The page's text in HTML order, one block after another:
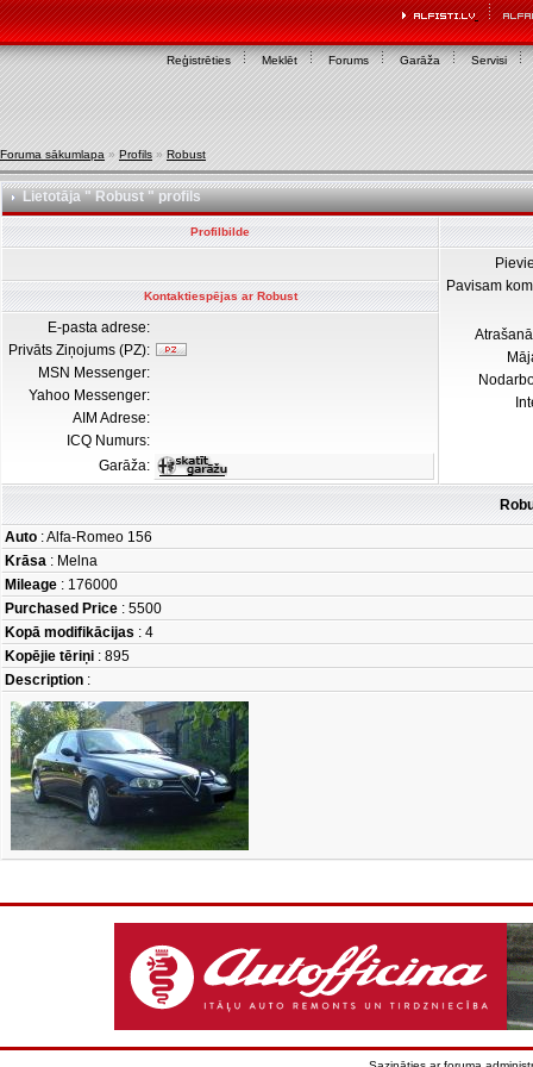
Reģistrēties Meklēt Forums Garāža Servisi
Foruma sākumlapa » Profils » Robust
Lietotāja " Robust " profils
Profilbilde
Pavisam
Kontaktiespējas ar Robust
E-pasta adrese:
Privāts Ziņojums (PZ):
MSN Messenger:
Yahoo Messenger:
AIM Adrese:
ICQ Numurs:
Garāža:
Auto : Alfa-Romeo 156
Krāsa : Melna
Mileage : 176000
Purchased Price : 5500
Kopā modifikācijas : 4
Kopējie tēriņi : 895
Description :